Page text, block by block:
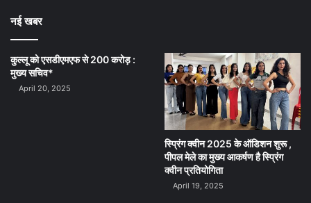
नई खबर
कुल्लू को एसडीएमएफ से 200 करोड़ :
मुख्य सचिव*
April 20, 2025
स्प्रिंग क्वीन 2025 के ऑडिशन शुरू ,
पीपल मेले का मुख्य आकर्षण है स्प्रिंग
क्वीन प्रतियोगिता
April 19, 2025